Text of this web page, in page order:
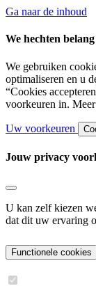
Ga naar de inhoud
We hechten
We gebruiken
optimaliseren en u
“Cookies
voorkeuren in.
Uw voorkeuren
Jouw privacy
U kan zelf kiezen
dat dit uw ervaring
Functionele cookies